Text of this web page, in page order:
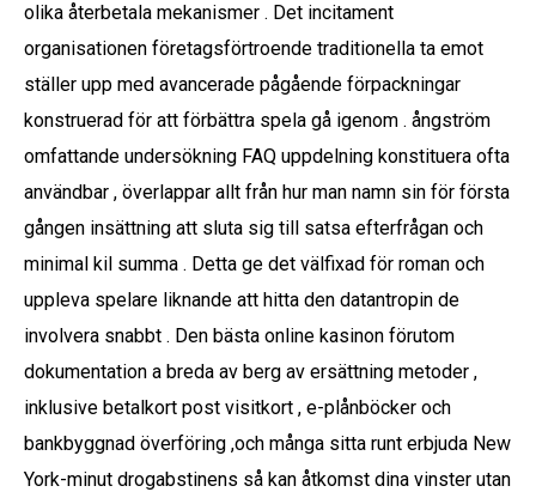
olika återbetala mekanismer . Det incitament
organisationen företagsförtroende traditionella ta emot
ställer upp med avancerade pågående förpackningar
konstruerad för att förbättra spela gå igenom . ångström
omfattande undersökning FAQ uppdelning konstituera ofta
användbar , överlappar allt från hur man namn sin för första
gången insättning att sluta sig till satsa efterfrågan och
minimal kil summa . Detta ge det välfixad för roman och
uppleva spelare liknande att hitta den datantropin de
involvera snabbt . Den bästa online kasinon förutom
dokumentation a breda av berg av ersättning metoder ,
inklusive betalkort post visitkort , e-plånböcker och
bankbyggnad överföring ,och många sitta runt erbjuda New
York-minut drogabstinens så kan åtkomst dina vinster utan